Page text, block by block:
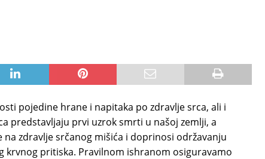
pojedine hrane i napitaka po zdravlje srca, ali i
predstavljaju prvi uzrok smrti u našoj zemlji, a
zdravlje srčanog mišića i doprinosi održavanju
krvnog pritiska. Pravilnom ishranom osiguravamo